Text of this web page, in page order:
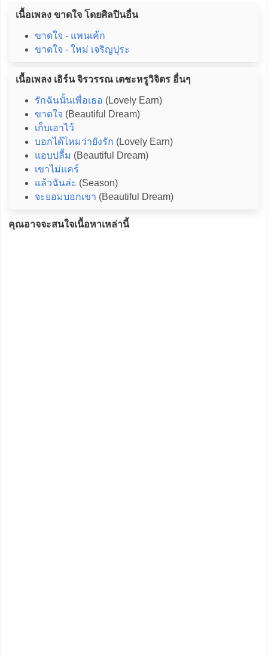
เนื้อเพลง ขาดใจ โดยศิลปินอื่น
ขาดใจ - แพนเค้ก
ขาดใจ - ใหม่ เจริญปุระ
เนื้อเพลง เอิร์น จิรวรรณ เตชะหรูวิจิตร อื่นๆ
รักฉันนั้นเพื่อเธอ (Lovely Earn)
ขาดใจ (Beautiful Dream)
เก็บเอาไว้
บอกได้ไหมว่ายังรัก (Lovely Earn)
แอบปลื้ม (Beautiful Dream)
เขาไม่แคร์
แล้วฉันล่ะ (Season)
จะยอมบอกเขา (Beautiful Dream)
คุณอาจจะสนใจเนื้อหาเหล่านี้